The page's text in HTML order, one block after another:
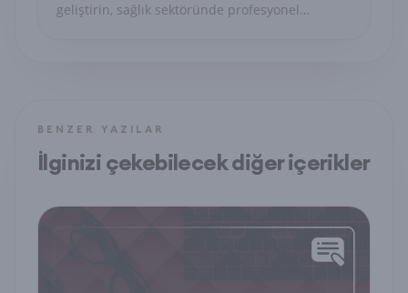
geliştirin, sağlık sektöründe profesyonel
BENZER YAZILAR
İlginizi çekebilecek diğer içerikler